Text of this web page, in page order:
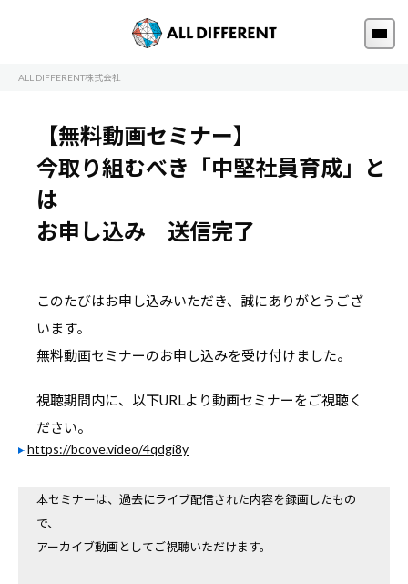
ALL DIFFERENT株式会社
【無料動画セミナー】
今取り組むべき「中堅社員育成」と
は
お申し込み 送信完了
このたびはお申し込みいただき、誠にありがとうござ
います。
無料動画セミナーのお申し込みを受け付けました。
視聴期間内に、以下URLより動画セミナーをご視聴く
ださい。
https://bcove.video/4qdgi8y
本セミナーは、過去にライブ配信された内容を録画したもの
で、
アーカイブ動画としてご視聴いただけます。